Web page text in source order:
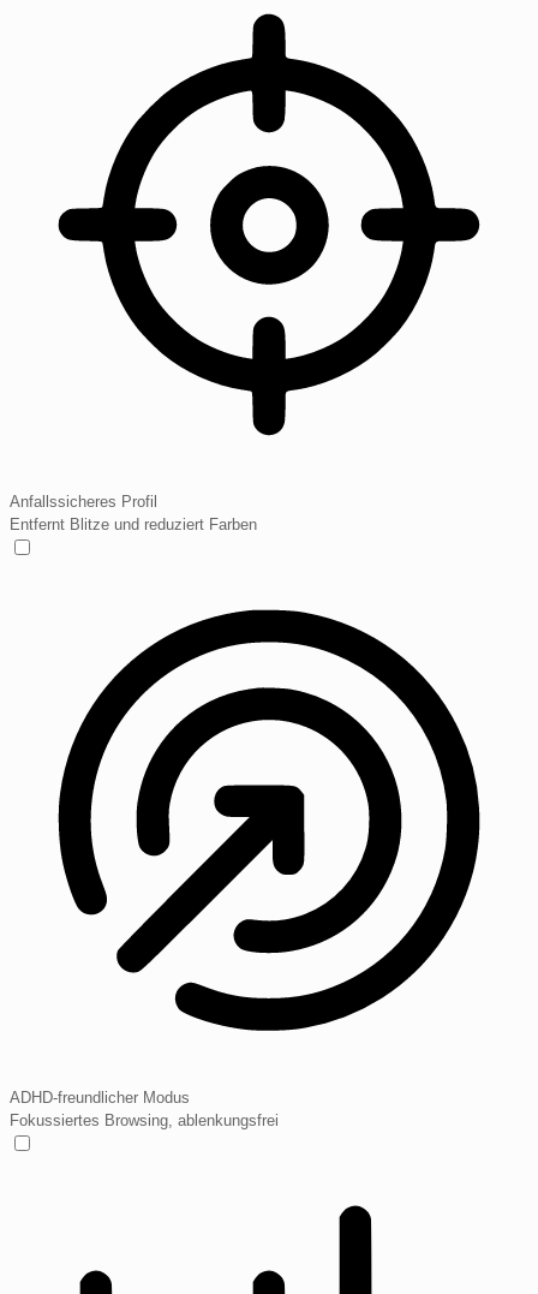
Anfallssicheres Profil
Entfernt Blitze und reduziert Farben
ADHD-freundlicher Modus
Fokussiertes Browsing, ablenkungsfrei